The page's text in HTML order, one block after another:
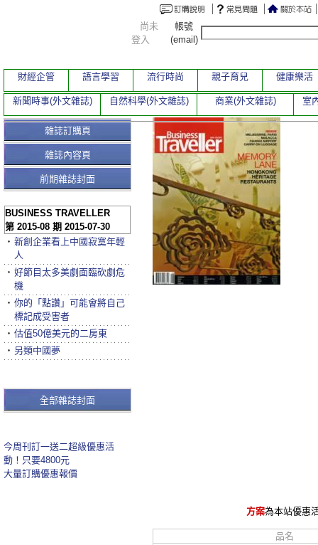
方案為本站優惠
品名
雜誌訂購頁
雜誌內容頁
前期雜誌封面
BUSINESS TRAVELLER
第 2015-08 期 2015-07-30
‧ 新創企業看上中國寂寞年輕
人
‧ 好節目太多美劇面臨砍劇危
機
‧ 你的「點讚」可能會將自己
標記成受害者
‧ 估值50億美元的二房東
‧ 另類中國夢
全部雜誌封面
今周刊訂一送二超級優惠活
動！只要4800元
大量訂購優惠報價
尚未
登入
帳號
(email)
財經企管 語言學習 流行時尚 親子育兒 健康樂活
新聞時事(外文雜誌) 自然科學(外文雜誌) 商業(外文雜誌) 室